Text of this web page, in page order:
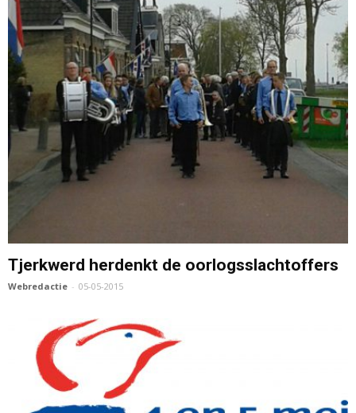
Tjerkwerd herdenkt de oorlogsslachtoffers
Webredactie - 05-05-2015